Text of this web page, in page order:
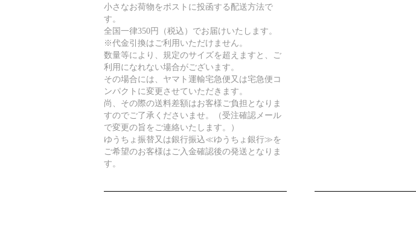
小さなお荷物をポストに投函する配送方法で
す。
全国一律350円（税込）でお届けいたします。
※代金引換はご利用いただけません。
数量等により、規定のサイズを超えますと、ご
利用になれない場合がございます。
その場合には、ヤマト運輸宅急便又は宅急便コ
ンパクトに変更させていただきます。
尚、その際の送料差額はお客様ご負担となりま
すのでご了承くださいませ。（受注確認メール
で変更の旨をご連絡いたします。）
ゆうちょ振替又は銀行振込≪ゆうちょ銀行≫を
ご希望のお客様はご入金確認後の発送となりま
す。